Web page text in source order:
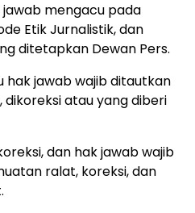
jawab mengacu pada
Etik Jurnalistik, dan
ditetapkan Dewan Pers.
hak jawab wajib ditautkan
atau yang diberi
dan hak jawab wajib
ralat, koreksi, dan